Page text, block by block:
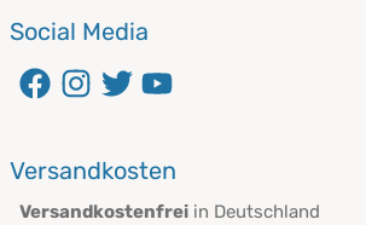
Social Media
Versandkosten
Versandkostenfrei in Deutschland